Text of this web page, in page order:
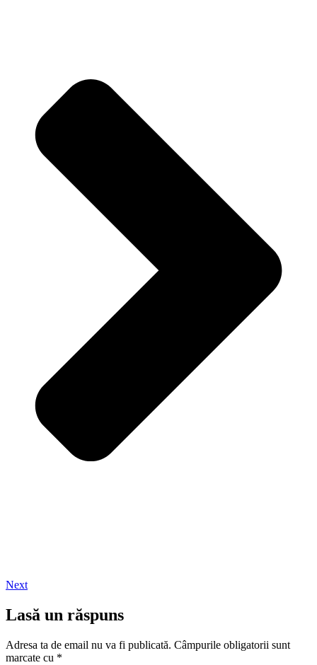
Next
Lasă un răspuns
Adresa ta de email nu va fi publicată. Câmpurile obligatorii sunt
marcate cu *